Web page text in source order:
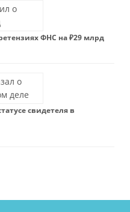
ФНС на ₽29 млрд
свидетеля в